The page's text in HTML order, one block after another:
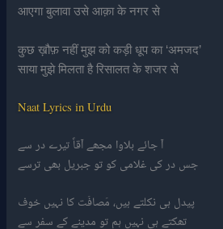
आएगा बुलावा उसे आक़ा के नगर से
कुछ ख़ौफ़ नहीं मुझ को कड़ी धूप का ‘अमजद’
साया मुझे मिलता है रिसालत के शजर से
Naat Lyrics in Urdu
آ جائے بلاوا مجھے آقاؐ تیرے در سے
جس در کی غلامی کو تو جبریل بھی ترسے
پیدل ہی نکلتے ہیں، مَصافَت کا نہیں خوف
تھکتے ہی نہیں ہم تو مدینے کے سفر سے